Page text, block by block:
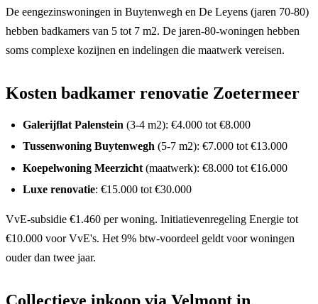
De eengezinswoningen in Buytenwegh en De Leyens (jaren 70-80)
hebben badkamers van 5 tot 7 m2. De jaren-80-woningen hebben
soms complexe kozijnen en indelingen die maatwerk vereisen.
Kosten badkamer renovatie Zoetermeer
Galerijflat Palenstein (3-4 m2): €4.000 tot €8.000
Tussenwoning Buytenwegh (5-7 m2): €7.000 tot €13.000
Koepelwoning Meerzicht (maatwerk): €8.000 tot €16.000
Luxe renovatie: €15.000 tot €30.000
VvE-subsidie €1.460 per woning. Initiatievenregeling Energie tot
€10.000 voor VvE's. Het 9% btw-voordeel geldt voor woningen
ouder dan twee jaar.